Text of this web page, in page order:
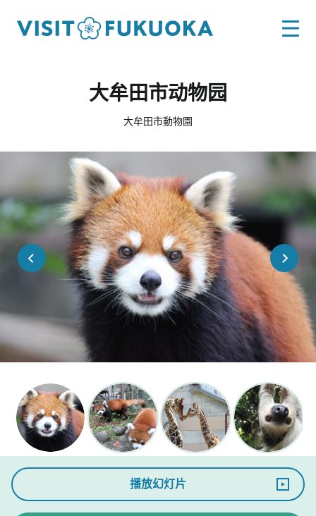
大牟田市动物园
大牟田市動物園
播放幻灯片